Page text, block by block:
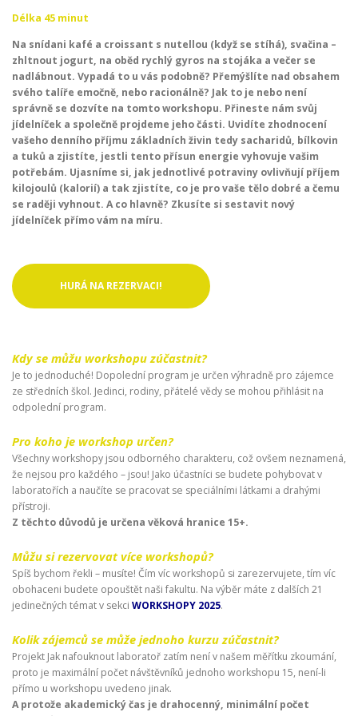
Délka 45 minut
Na snídani kafé a croissant s nutellou (když se stíhá), svačina –
zhltnout jogurt, na oběd rychlý gyros na stojáka a večer se
nadlábnout. Vypadá to u vás podobně? Přemýšlíte nad obsahem
svého talíře emočně, nebo racionálně? Jak to je nebo není
správně se dozvíte na tomto workshopu. Přineste nám svůj
jídelníček a společně projdeme jeho části. Uvidíte zhodnocení
vašeho denního příjmu základních živin tedy sacharidů, bílkovin
a tuků a zjistíte, jestli tento přísun energie vyhovuje vašim
potřebám. Ujasníme si, jak jednotlivé potraviny ovlivňují příjem
kilojoulů (kalorií) a tak zjistíte, co je pro vaše tělo dobré a čemu
se raději vyhnout. A co hlavně? Zkusíte si sestavit nový
jídelníček přímo vám na míru.
HURÁ NA REZERVACI!
Kdy se můžu workshopu zúčastnit?
Je to jednoduché! Dopolední program je určen výhradně pro zájemce
ze středních škol. Jedinci, rodiny, přátelé vědy se mohou přihlásit na
odpolední program.
Pro koho je workshop určen?
Všechny workshopy jsou odborného charakteru, což ovšem neznamená,
že nejsou pro každého – jsou! Jako účastníci se budete pohybovat v
laboratořích a naučíte se pracovat se speciálními látkami a drahými
přístroji.
Z těchto důvodů je určena věková hranice 15+.
Můžu si rezervovat více workshopů?
Spíš bychom řekli – musíte! Čím víc workshopů si zarezervujete, tím víc
obohaceni budete opouštět naši fakultu. Na výběr máte z dalších 21
jedinečných témat v sekci WORKSHOPY 2025.
Kolik zájemců se může jednoho kurzu zúčastnit?
Projekt Jak nafouknout laboratoř zatím není v našem měřítku zkoumání,
proto je maximální počet návštěvníků jednoho workshopu 15, není-li
přímo u workshopu uvedeno jinak.
A protože akademický čas je drahocenný, minimální počet